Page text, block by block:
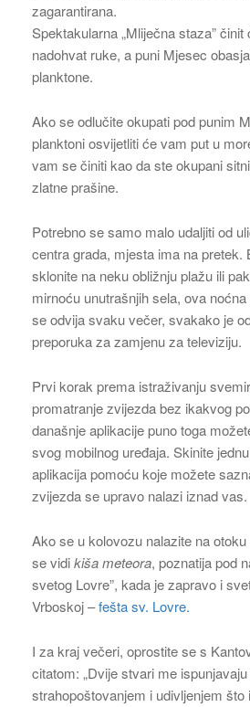
zagarantirana.
Spektakularna „Mliječna staza”
nadohvat ruke, a puni Mjesec
planktone.
Ako se odlučite okupati pod punim
planktoni osvijetliti će vam put u
vam se činiti kao da ste okupani
zlatne prašine.
Potrebno se samo malo udaljiti od
centra grada, mjesta ima na pretek.
sklonite na neku obližnju plažu ili
mirnoću unutrašnjih sela, ova
se odvija svaku večer, svakako je
preporuka za zamjenu za televiziju.
Prvi korak prema istraživanju
promatranje zvijezda bez ikakvog
današnje aplikacije puno toga
svog mobilnog uređaja. Skinite
aplikacija pomoću koje možete
zvijezda se upravo nalazi iznad vas.
Ako se u kolovozu nalazite na
se vidikiša meteora, poznatija pod
svetog Lovre”, kada je zapravo i
Vrboskoj –fešta sv. Lovre.
I za kraj večeri, oprostite se s
citatom: „Dvije stvari me
strahopoštovanjem i udivljenjem što